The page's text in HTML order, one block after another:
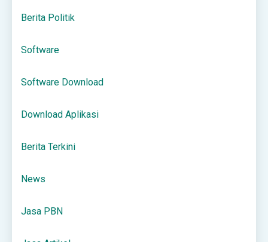
Berita Politik
Software
Software Download
Download Aplikasi
Berita Terkini
News
Jasa PBN